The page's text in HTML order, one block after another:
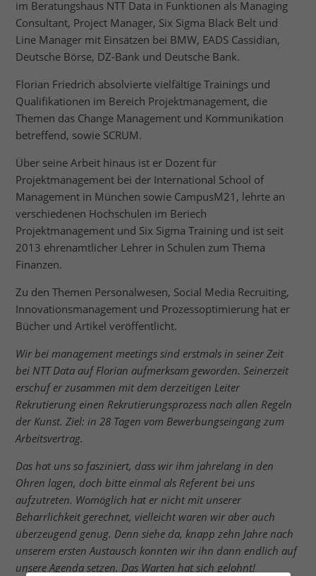
im Beratungshaus NTT Data in Funktionen als Managing
Consultant, Project Manager, Six Sigma Black Belt und
Line Manager mit Einsätzen bei BMW, EADS Cassidian,
Deutsche Börse, DZ-Bank und Deutsche Bank.
Florian Friedrich absolvierte vielfältige Trainings und
Qualifikationen im Bereich Projektmanagement, die
Themen das Change Management und Kommunikation
betreffend, sowie SCRUM.
Über seine Arbeit hinaus ist er Dozent für
Projektmanagement bei der International School of
Management in München sowie CampusM21, lehrte an
verschiedenen Hochschulen im Beriech
Projektmanagement und Six Sigma Training und ist seit
2013 ehrenamtlicher Lehrer in Schulen zum Thema
Finanzen.
Zu den Themen Personalwesen, Social Media Recruiting,
Innovationsmanagement und Prozessoptimierung hat er
Bücher und Artikel veröffentlicht.
Wir bei management meetings sind erstmals in seiner Zeit
bei NTT Data auf Florian aufmerksam geworden. Seinerzeit
erschuf er zusammen mit dem derzeitigen Leiter
Rekrutierung einen Rekrutierungsprozess nach allen Regeln
der Kunst. Ziel: in 28 Tagen vom Bewerbungseingang zum
Arbeitsvertrag.
Das hat uns so fasziniert, dass wir ihm jahrelang in den
Ohren lagen, doch bitte einmal als Referent bei uns
aufzutreten. Womöglich hat er nicht mit unserer
Beharrlichkeit gerechnet, vielleicht waren wir aber auch
überzeugend genug. Denn siehe da, knapp zehn Jahre nach
unserem ersten Austausch konnten wir ihn dann endlich auf
unsere Agenda setzen. Das Warten hat sich gelohnt!